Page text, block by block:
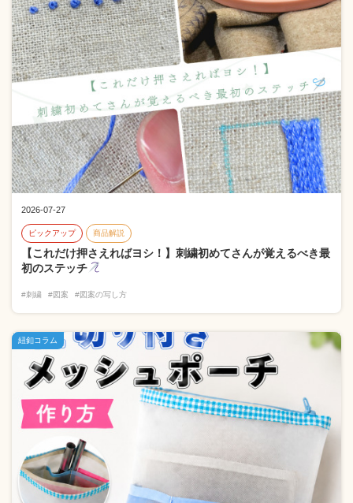
2026-07-27
ピックアップ 商品解説
【これだけ押さえればヨシ！】刺繍初めてさんが覚えるべき最
初のステッチ
#刺繍 #図案 #図案の写し方
紐釦コラム